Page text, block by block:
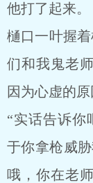
他打了起来。
樋口一叶握
们和我鬼老
因为心虚的
“实话告诉你
于你拿枪威
哦，你在老